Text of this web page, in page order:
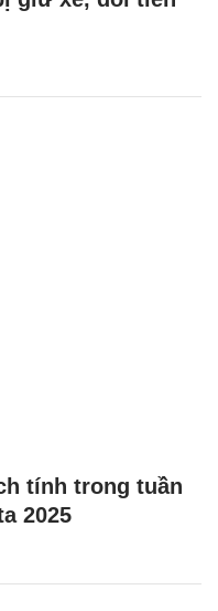
tính trong tuần
2025